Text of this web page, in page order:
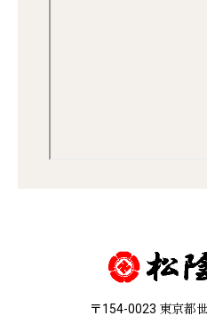
〒154-0023 東京都